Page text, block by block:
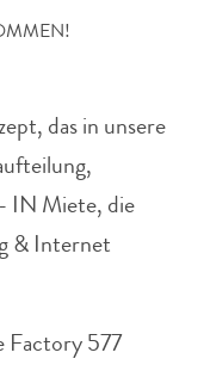
das in unsere
IN Miete, die
& Internet
Factory 577